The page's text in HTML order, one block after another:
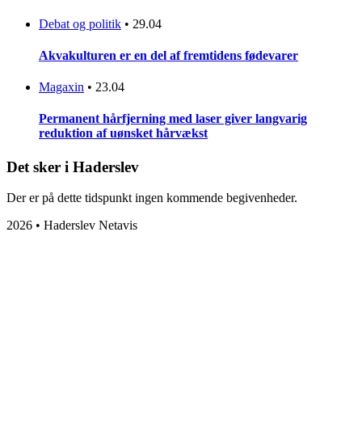
Debat og politik • 29.04
Akvakulturen er en del af fremtidens fødevarer
Magaxin • 23.04
Permanent hårfjerning med laser giver langvarig
reduktion af uønsket hårvækst
Det sker i Haderslev
Der er på dette tidspunkt ingen kommende begivenheder.
2026 • Haderslev Netavis